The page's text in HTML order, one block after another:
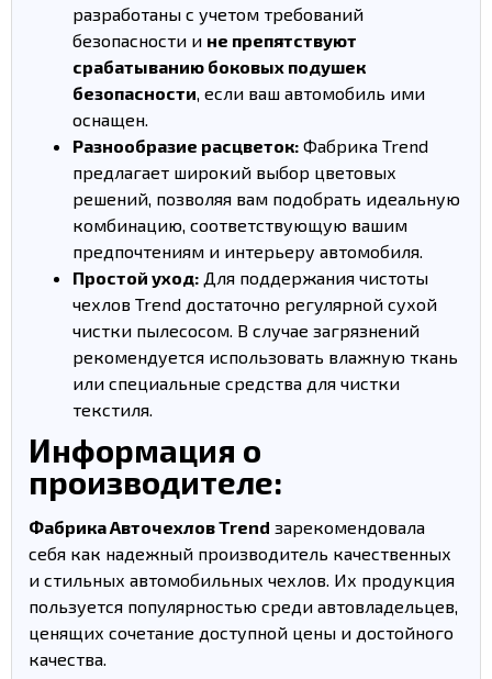
разработаны с учетом требований
безопасности и не препятствуют
срабатыванию боковых подушек
безопасности, если ваш автомобиль ими
оснащен.
Разнообразие расцветок: Фабрика Trend
предлагает широкий выбор цветовых
решений, позволяя вам подобрать идеальную
комбинацию, соответствующую вашим
предпочтениям и интерьеру автомобиля.
Простой уход: Для поддержания чистоты
чехлов Trend достаточно регулярной сухой
чистки пылесосом. В случае загрязнений
рекомендуется использовать влажную ткань
или специальные средства для чистки
текстиля.
Информация о
производителе:
Фабрика Авточехлов Trend зарекомендовала
себя как надежный производитель качественных
и стильных автомобильных чехлов. Их продукция
пользуется популярностью среди автовладельцев,
ценящих сочетание доступной цены и достойного
качества.